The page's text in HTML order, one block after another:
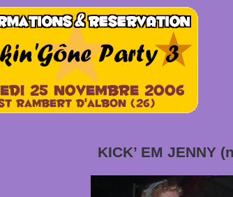
KICK’ EM JENNY